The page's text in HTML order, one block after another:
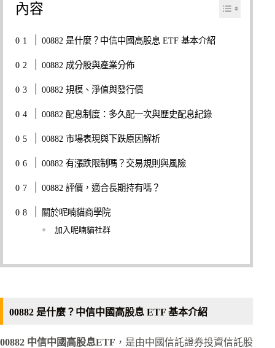
內容
00882 是什麼？中信中國高股息 ETF 基本介紹
00882 成分股與產業分佈
00882 規模、淨值與發行價
00882 配息制度：多久配一次與歷史配息紀錄
00882 市場表現與下跌原因解析
00882 有漲跌限制嗎？交易規則與風險
00882 評價，適合長期持有嗎？
關於呢喃貓商學院
加入呢喃貓社群
00882 是什麼？中信中國高股息 ETF 基本介紹
00882 中信中國高股息ETF ，是由中國信託證券投資信託股